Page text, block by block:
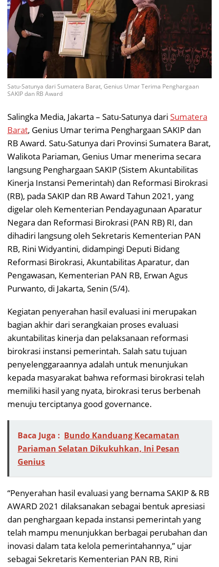
Satu-Satunya dari Sumatera Barat, Genius Umar Terima Penghargaan
SAKIP dan RB Award
Salingka Media, Jakarta – Satu-Satunya dari Sumatera
Barat, Genius Umar terima Penghargaan SAKIP dan
RB Award. Satu-Satunya dari Provinsi Sumatera Barat,
Walikota Pariaman, Genius Umar menerima secara
langsung Penghargaan SAKIP (Sistem Akuntabilitas
Kinerja Instansi Pemerintah) dan Reformasi Birokrasi
(RB), pada SAKIP dan RB Award Tahun 2021, yang
digelar oleh Kementerian Pendayagunaan Aparatur
Negara dan Reformasi Birokrasi (PAN RB) RI, dan
dihadiri langsung oleh Sekretaris Kementerian PAN
RB, Rini Widyantini, didampingi Deputi Bidang
Reformasi Birokrasi, Akuntabilitas Aparatur, dan
Pengawasan, Kementerian PAN RB, Erwan Agus
Purwanto, di Jakarta, Senin (5/4).
Kegiatan penyerahan hasil evaluasi ini merupakan
bagian akhir dari serangkaian proses evaluasi
akuntabilitas kinerja dan pelaksanaan reformasi
birokrasi instansi pemerintah. Salah satu tujuan
penyelenggaraannya adalah untuk menunjukan
kepada masyarakat bahwa reformasi birokrasi telah
memiliki hasil yang nyata, birokrasi terus berbenah
menuju terciptanya good governance.
Baca Juga : Bundo Kanduang Kecamatan
Pariaman Selatan Dikukuhkan, Ini Pesan
Genius
“Penyerahan hasil evaluasi yang bernama SAKIP & RB
AWARD 2021 dilaksanakan sebagai bentuk apresiasi
dan penghargaan kepada instansi pemerintah yang
telah mampu menunjukkan berbagai perubahan dan
inovasi dalam tata kelola pemerintahannya,” ujar
sebagai Sekretaris Kementerian PAN RB, Rini